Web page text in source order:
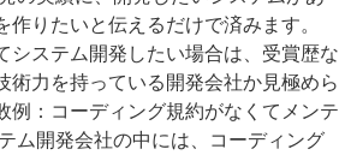
りたいと伝えるだけで済みます。
システム開発したい場合は、受賞歴な
術力を持っている開発会社か見極めら
例：コーディング規約がなくてメンテ
ム開発会社の中には、コーディング